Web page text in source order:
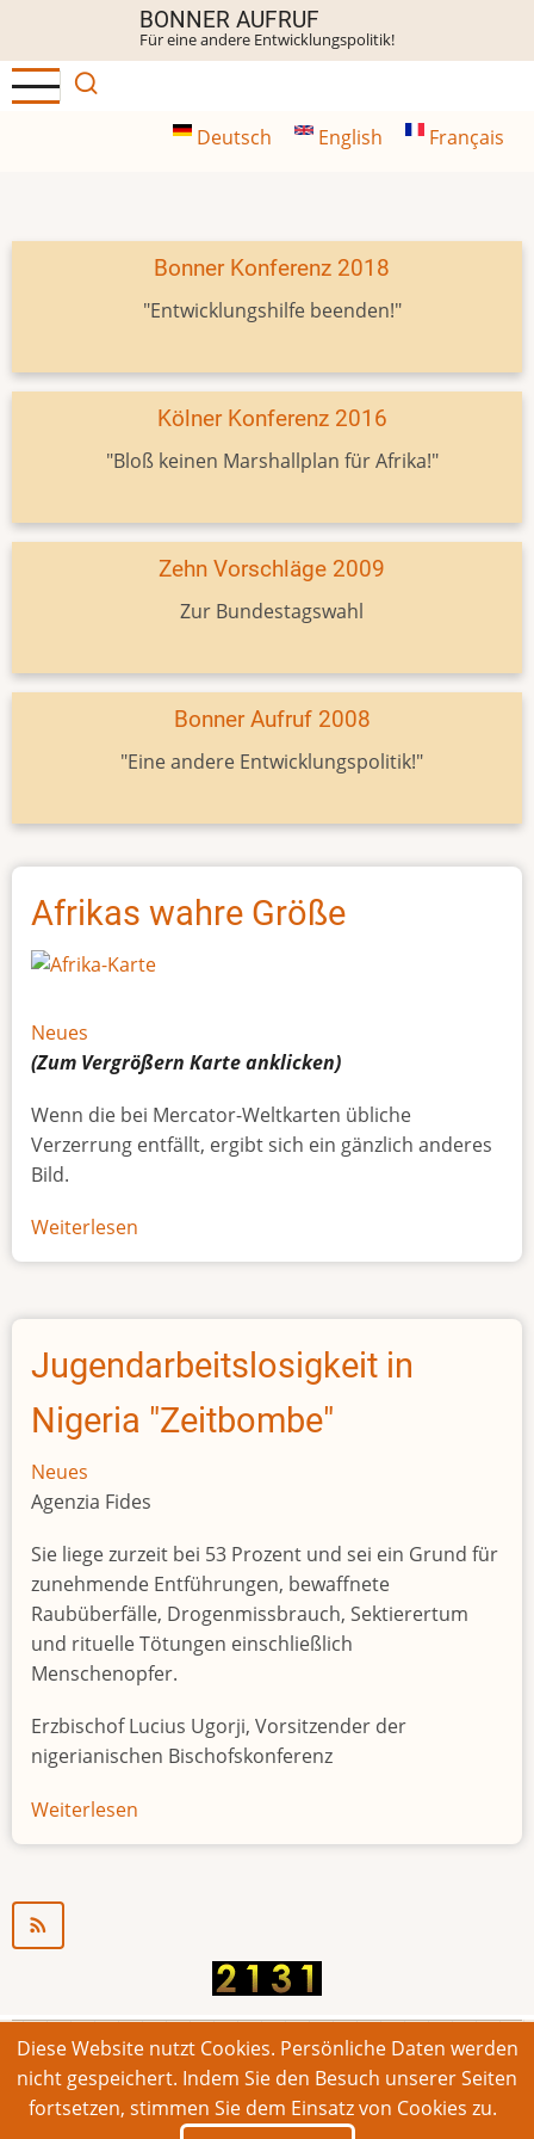
Inhalt
BONNER AUFRUF
Für eine andere Entwicklungspolitik!
Deutsch English Français
Bonner Konferenz 2018
"Entwicklungshilfe beenden!"
Kölner Konferenz 2016
"Bloß keinen Marshallplan für Afrika!"
Zehn Vorschläge 2009
Zur Bundestagswahl
Bonner Aufruf 2008
"Eine andere Entwicklungspolitik!"
Afrikas wahre Größe
Neues
(Zum Vergrößern Karteanklicken)
Wenn die bei Mercator-Weltkarten übliche
Verzerrung entfällt, ergibt sich ein gänzlich anderes
Bild.
Weiterlesen
Afrikas
Größe
Jugendarbeitslosigkeit in
Nigeria "Zeitbombe"
Neues
Agenzia Fides
Sie liege zurzeit bei 53 Prozent und sei ein Grund für
zunehmende Entführungen, bewaffnete
Raubüberfälle, Drogenmissbrauch, Sektierertum
und rituelle Tötungen einschließlich
Menschenopfer.
Erzbischof Lucius Ugorji, Vorsitzender der
nigerianischen Bischofskonferenz
Weiterlesen
Jugendarbeitslosigkeit
© 2026 Bonner Aufruf. Alle Rechte vorbehalten.
Footer
Impressum Kontakt Intern
Diese Website nutzt Cookies. Persönliche Daten werden
nicht gespeichert. Indem Sie den Besuch unserer Seiten
fortsetzen, stimmen Sie dem Einsatz von Cookies zu.